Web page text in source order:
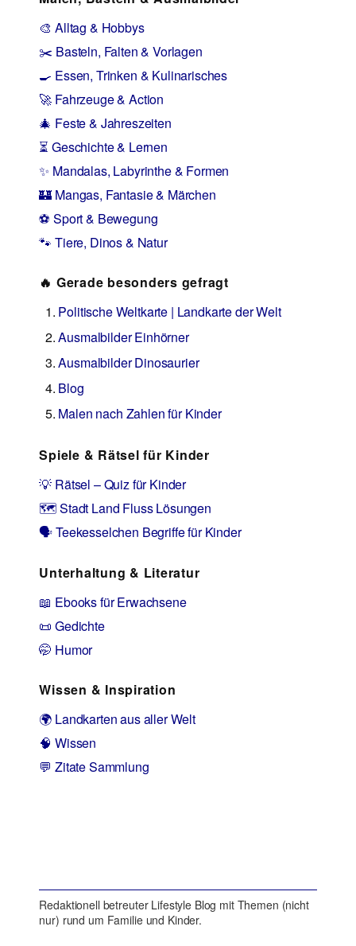
🎨 Alltag & Hobbys
✂️ Basteln, Falten & Vorlagen
🍳 Essen, Trinken & Kulinarisches
🚀 Fahrzeuge & Action
🎄 Feste & Jahreszeiten
⏳ Geschichte & Lernen
✨ Mandalas, Labyrinthe & Formen
🏰 Mangas, Fantasie & Märchen
⚽ Sport & Bewegung
🐾 Tiere, Dinos & Natur
🔥 Gerade besonders gefragt
Politische Weltkarte | Landkarte der Welt
Ausmalbilder Einhörner
Ausmalbilder Dinosaurier
Blog
Malen nach Zahlen für Kinder
Spiele & Rätsel für Kinder
💡 Rätsel – Quiz für Kinder
🗺️ Stadt Land Fluss Lösungen
🗣️ Teekesselchen Begriffe für Kinder
Unterhaltung & Literatur
📖 Ebooks für Erwachsene
📜 Gedichte
🤭 Humor
Wissen & Inspiration
🌍 Landkarten aus aller Welt
🧠 Wissen
💬 Zitate Sammlung
Redaktionell betreuter Lifestyle Blog mit Themen (nicht
nur) rund um Familie und Kinder.